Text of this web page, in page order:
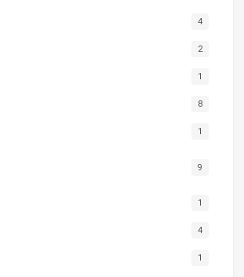
4
2
1
8
1
9
1
4
1